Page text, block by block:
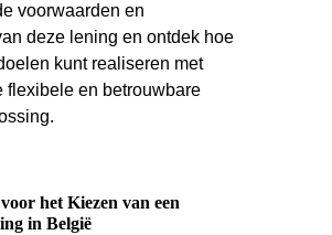
voorwaarden en
deze lening en ontdek hoe
kunt realiseren met
flexibele en betrouwbare
het Kiezen van een
in België